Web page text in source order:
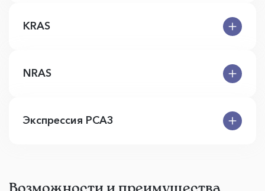
KRAS
NRAS
Экспрессия PCA3